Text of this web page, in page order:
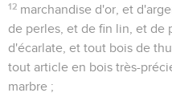
12 marchandise d'or, et
de perles, et de fin lin, et de
d'écarlate, et tout bois de
tout article en bois très-
marbre ;